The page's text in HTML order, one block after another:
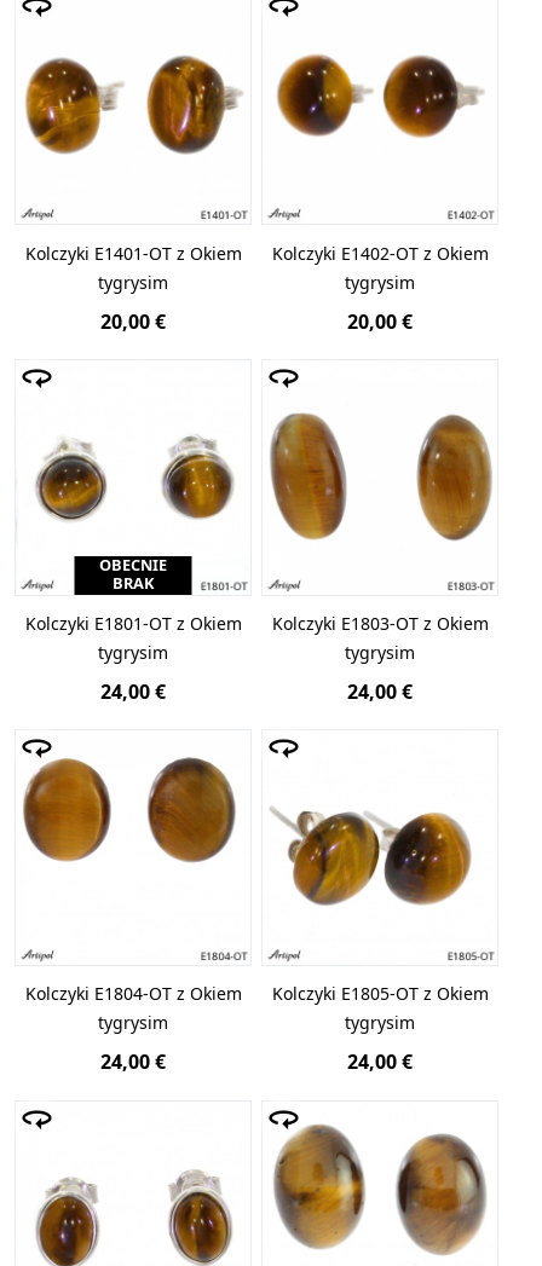
Kolczyki E1401-OT z Okiem
tygrysim
20,00 €
Kolczyki E1402-OT z Okiem
tygrysim
20,00 €
OBECNIE
BRAK
Kolczyki E1801-OT z Okiem
tygrysim
24,00 €
Kolczyki E1803-OT z Okiem
tygrysim
24,00 €
Kolczyki E1804-OT z Okiem
tygrysim
24,00 €
Kolczyki E1805-OT z Okiem
tygrysim
24,00 €